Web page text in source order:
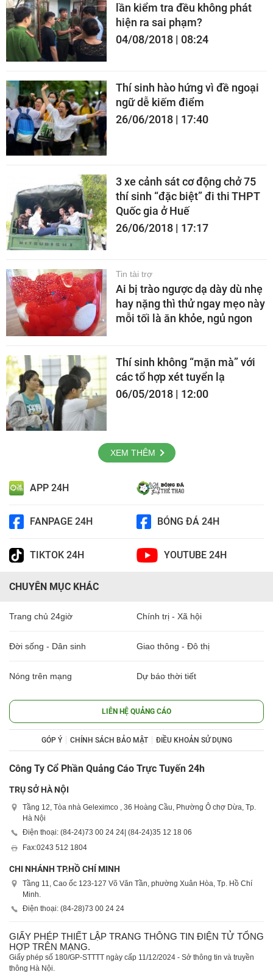
lần kiểm tra đều không phát
hiện ra sai phạm?
04/08/2018 | 08:24
Thí sinh hào hứng vì đề ngoại
ngữ dễ kiếm điểm
26/06/2018 | 17:40
3 xe cảnh sát cơ động chở 75
thí sinh “đặc biệt” đi thi THPT
Quốc gia ở Huế
26/06/2018 | 17:17
Tin tài trợ
Ai bị trào ngược dạ dày dù nhẹ
hay nặng thì thử ngay mẹo này
mỗi tối là ăn khỏe, ngủ ngon
Thí sinh không “mặn mà” với
các tổ hợp xét tuyển lạ
06/05/2018 | 12:00
XEM THÊM
APP 24H
FANPAGE 24H BÓNG ĐÁ 24H
TIKTOK 24H YOUTUBE 24H
CHUYÊN MỤC KHÁC
Trang chủ 24giờ Chính trị - Xã hội
Đời sống - Dân sinh Giao thông - Đô thị
Nóng trên mạng Dự báo thời tiết
LIÊN HỆ QUẢNG CÁO
GÓP Ý CHÍNH SÁCH BẢO MẬT ĐIỀU KHOẢN SỬ DỤNG
Công Ty Cổ Phần Quảng Cáo Trực Tuyến 24h
TRỤ SỞ HÀ NỘI
Tầng 12, Tòa nhà Geleximco , 36 Hoàng Cầu, Phường Ô chợ Dừa, Tp.
Hà Nội
Điện thoại: (84-24)73 00 24 24| (84-24)35 12 18 06
Fax:0243 512 1804
CHI NHÁNH TP.HỒ CHÍ MINH
Tầng 11, Cao ốc 123-127 Võ Văn Tần, phường Xuân Hòa, Tp. Hồ Chí
Minh.
Điện thoại: (84-28)73 00 24 24
GIẤY PHÉP THIẾT LẬP TRANG THÔNG TIN ĐIỆN TỬ TỔNG
HỢP TRÊN MẠNG.
Giấy phép số 180/GP-STTTT ngày cấp 11/12/2024 - Sở thông tin và truyền
thông Hà Nội.